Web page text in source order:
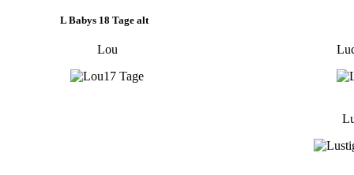
L Babys 18 Tage alt
Lou